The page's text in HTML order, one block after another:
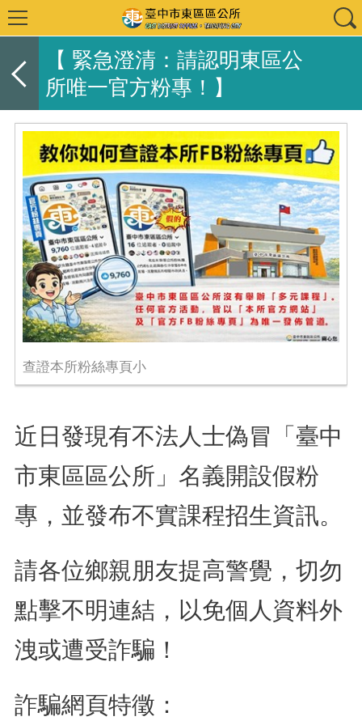
【 緊急澄清：請認明東區公
所唯一官方粉專！】
查證本所粉絲專頁小
近日發現有不法人士偽冒「臺中
市東區區公所」名義開設假粉
專，並發布不實課程招生資訊。
請各位鄉親朋友提高警覺，切勿
點擊不明連結，以免個人資料外
洩或遭受詐騙！
​詐騙網頁特徵：